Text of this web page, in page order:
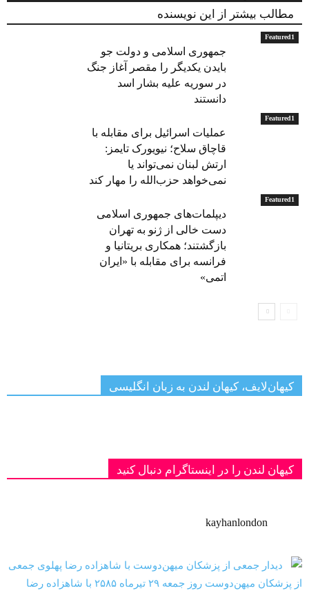
مطالب بیشتر از این نویسنده
Featured1
جمهوری اسلامی و دولت جو
بایدن یکدیگر را مقصر آغاز جنگ
در سوریه علیه بشار اسد
دانستند
Featured1
عملیات اسرائیل برای مقابله با
قاچاق سلاح؛ نیویورک تایمز:
ارتش لبنان نمی‌تواند یا
نمی‌خواهد حزب‌الله را مهار کند
Featured1
دیپلمات‌های جمهوری اسلامی
دست خالی از ژنو به تهران
بازگشتند؛ همکاری بریتانیا و
فرانسه برای مقابله با «ایران
اتمی»
کیهان‌لایف، کیهان لندن به زبان انگلیسی
کیهان لندن را در اینستاگرام دنبال کنید
kayhanlondon